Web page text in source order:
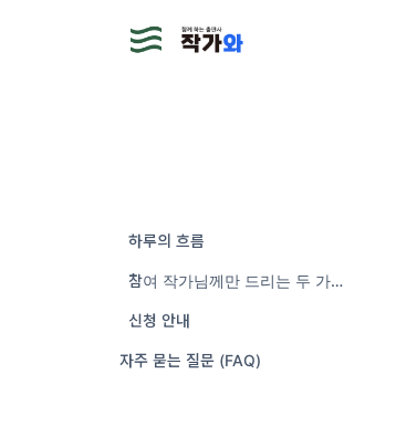
하루의 흐름
참여 작가님께만 드리는 두 가지 증명서
신청 안내
자주 묻는 질문 (FAQ)